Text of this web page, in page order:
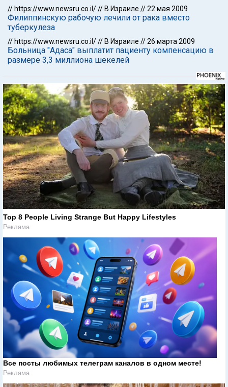
// https://www.newsru.co.il/// В Израиле //22 мая 2009
Филиппинскую рабочую лечили от рака вместо
туберкулеза
// https://www.newsru.co.il/// В Израиле //26 марта 2009
Больница "Адаса" выплатит пациенту компенсацию в
размере 3,3 миллиона шекелей
Top 8 People Living Strange But Happy Lifestyles
Реклама
Все посты любимых телеграм каналов в одном месте!
Реклама